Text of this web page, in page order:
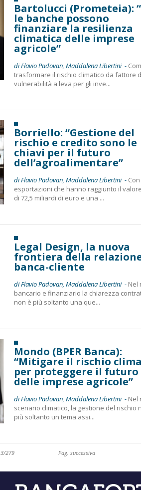
Bartolucci (Prometeia):
le banche possono
finanziare la resilienza
climatica delle imprese
agricole”
di Flavio Padovan, Maddalena Libertini -
trasformare il rischio climatico da fattore
vulnerabilità a leva per gli inve...
Borriello: “Gestione del
rischio e credito sono le
chiavi per il futuro
dell’agroalimentare”
di Flavio Padovan, Maddalena Libertini - Con
esportazioni che hanno raggiunto il
di 72,5 miliardi di euro e una ...
Legal Design, la nuova
frontiera della
banca-cliente
di Flavio Padovan, Maddalena Libertini - Nel
bancario e finanziario la chiarezza
non è più soltanto una que...
Mondo (BPER Banca):
“Mitigare il rischio
per proteggere il futuro
delle imprese agricole”
di Flavio Padovan, Maddalena Libertini - Nel
scenario climatico, la gestione del rischio
più soltanto un tema assi...
3/279 Pag. successiva